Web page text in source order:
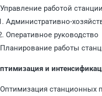
работой станции
Административно-
Оперативное руководство
работы
и
станционных